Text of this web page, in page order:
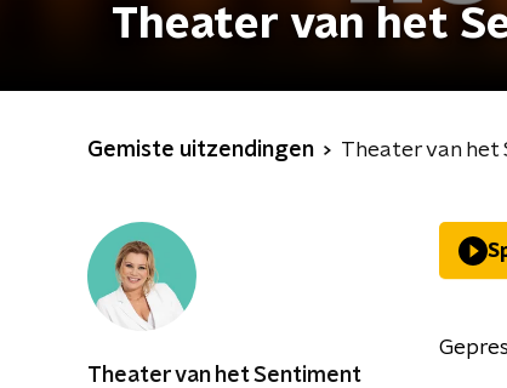
Theater van het
Gemiste uitzendingen Theater van het
Theater van het Sentiment